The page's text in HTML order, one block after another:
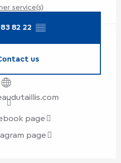
service(s)
82 22 ▒▒
us
page
page